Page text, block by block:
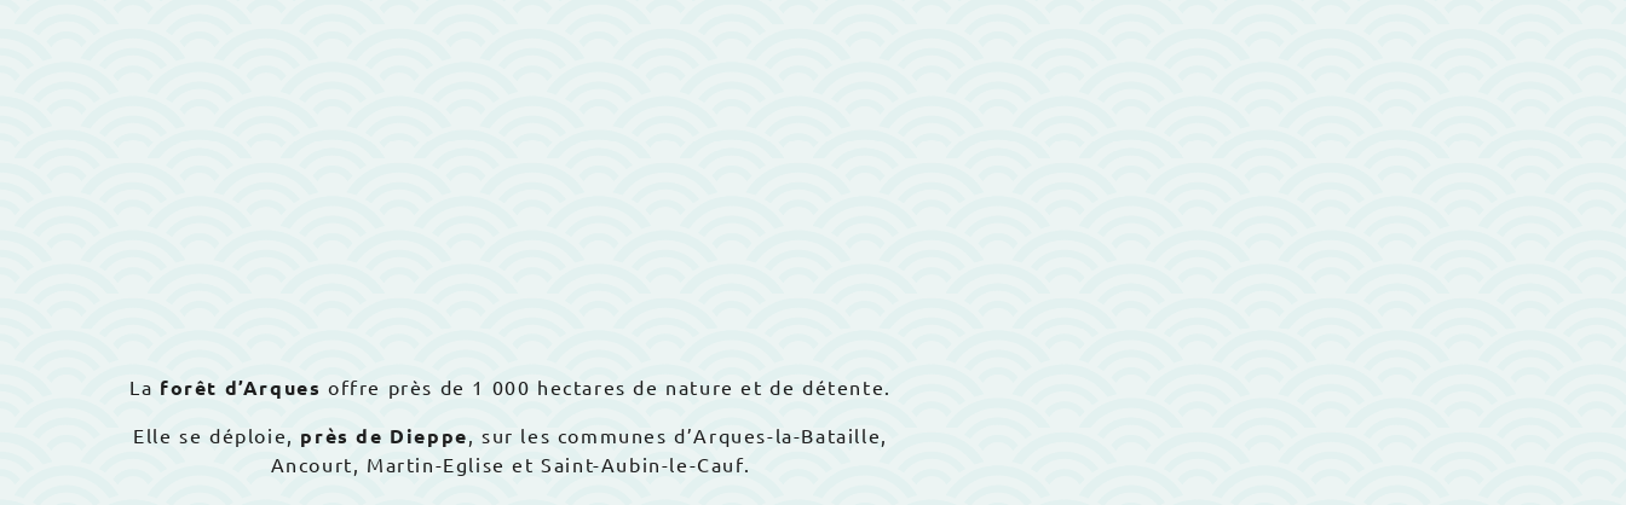
La forêt d’Arques offre près de 1 000 hectares de nature et de détente.
Elle se déploie, près de Dieppe, sur les communes d’Arques-la-Bataille,
Ancourt, Martin-Eglise et Saint-Aubin-le-Cauf.